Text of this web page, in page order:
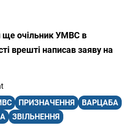
ще очільник УМВС в
врешті написав заяву на
ПРИЗНАЧЕННЯ
ВАРЦАБА
ЗВІЛЬНЕННЯ